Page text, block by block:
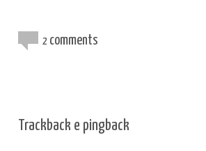
2 comments
Trackback e pingback